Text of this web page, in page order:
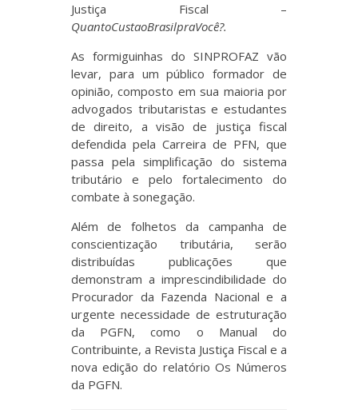
Justiça Fiscal –
QuantoCustaoBrasilpraVocê?.
As formiguinhas do SINPROFAZ vão
levar, para um público formador de
opinião, composto em sua maioria por
advogados tributaristas e estudantes
de direito, a visão de justiça fiscal
defendida pela Carreira de PFN, que
passa pela simplificação do sistema
tributário e pelo fortalecimento do
combate à sonegação.
Além de folhetos da campanha de
conscientização tributária, serão
distribuídas publicações que
demonstram a imprescindibilidade do
Procurador da Fazenda Nacional e a
urgente necessidade de estruturação
da PGFN, como o Manual do
Contribuinte, a Revista Justiça Fiscal e a
nova edição do relatório Os Números
da PGFN.